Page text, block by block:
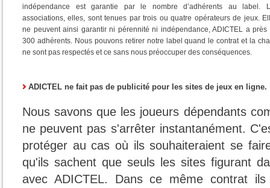
indépendance est garantie par le nombre d’adhérents au label.
associations, elles, sont tenues par trois ou quatre opérateurs de jeux.
ne peuvent ainsi garantir ni pérennité ni indépendance, ADICTEL a près
300 adhérents. Nous pouvons retirer notre label quand le contrat et la
ne sont pas respectés et ce sans nous préoccuper des conséquences.
ADICTEL ne fait pas de publicité pour les sites de jeux en ligne.
Nous savons que les joueurs dépendants
ne peuvent pas s'arrêter instantanément.
protéger au cas où ils souhaiteraient se
qu'ils sachent que seuls les sites figurant
avec ADICTEL. Dans ce même contrat